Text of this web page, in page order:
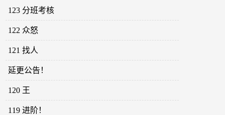
123 分班考核
122 众怒
121 找人
延更公告！
120 王
119 进阶！